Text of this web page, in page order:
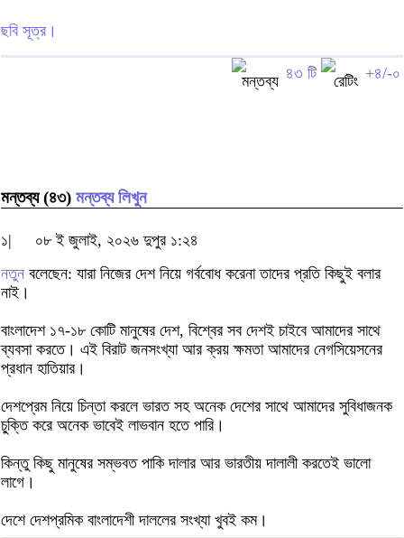
ছবি সূত্র।
৪৩ টি +৪/-০
মন্তব্য (৪৩) মন্তব্য লিখুন
১|
০৮ ই জুলাই, ২০২৬ দুপুর ১:২৪
নতুন বলেছেন: যারা নিজের দেশ নিয়ে গর্ববোধ করেনা তাদের প্রতি কিছুই বলার
নাই।
বাংলাদেশ ১৭-১৮ কোটি মানুষের দেশ, বিশ্বের সব দেশই চাইবে আমাদের সাথে
ব্যবসা করতে। এই বিরাট জনসংখ্যা আর ক্রয় ক্ষমতা আমাদের নেগসিয়েসনের
প্রধান হাতিয়ার।
দেশপ্রেম নিয়ে চিন্তা করলে ভারত সহ অনেক দেশের সাথে আমাদের সুবিধাজনক
চু্‌ক্তি করে অনেক ভাবেই লাভবান হতে পারি।
কিন্তু কিছু মানুষের সম্ভবত পাকি দালার আর ভারতীয় দালালী করতেই ভালো
লাগে।
দেশে দেশপ্রমিক বাংলাদেশী দাললের সংখ্যা খুবই কম।